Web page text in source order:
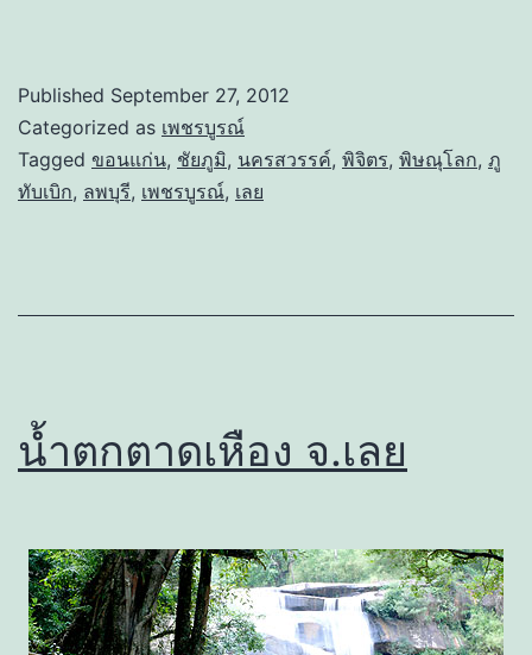
Published September 27, 2012
Categorized as เพชรบูรณ์
Tagged ขอนแก่น, ชัยภูมิ, นครสวรรค์, พิจิตร, พิษณุโลก, ภู
ทับเบิก, ลพบุรี, เพชรบูรณ์, เลย
น้ำตกตาดเหือง จ.เลย